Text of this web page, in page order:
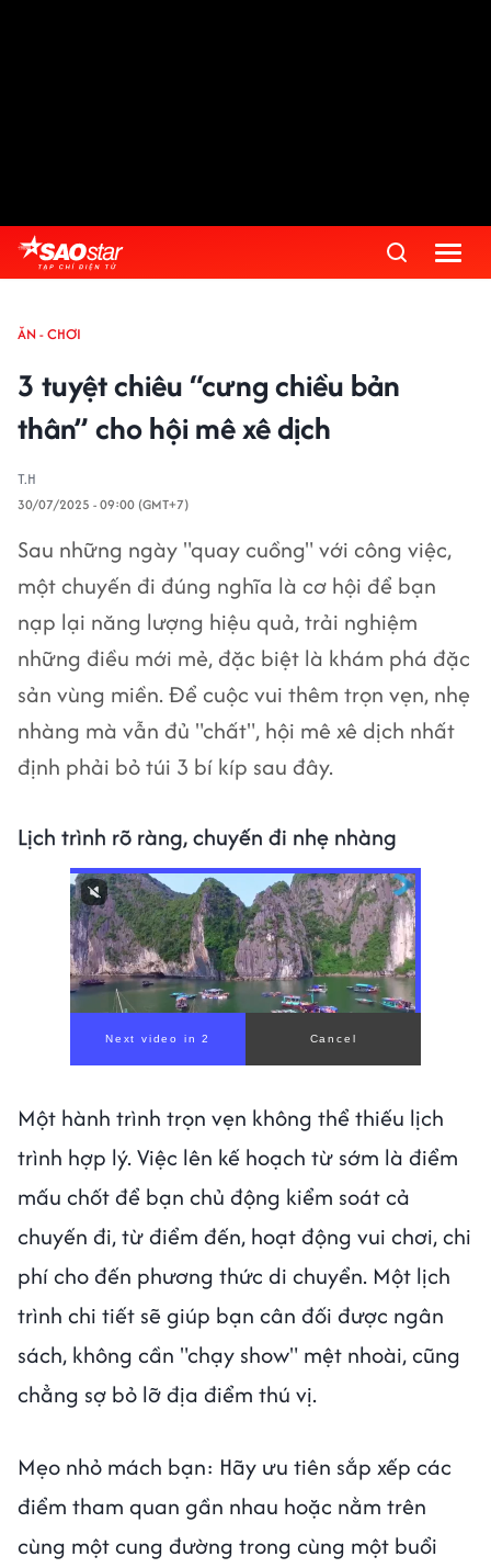
ĂN - CHƠI
3 tuyệt chiêu “cưng chiều bản
thân” cho hội mê xê dịch
T.H
30/07/2025 - 09:00 (GMT+7)
Sau những ngày "quay cuồng" với công việc,
một chuyến đi đúng nghĩa là cơ hội để bạn
nạp lại năng lượng hiệu quả, trải nghiệm
những điều mới mẻ, đặc biệt là khám phá đặc
sản vùng miền. Để cuộc vui thêm trọn vẹn, nhẹ
nhàng mà vẫn đủ "chất", hội mê xê dịch nhất
định phải bỏ túi 3 bí kíp sau đây.
Lịch trình rõ ràng, chuyến đi nhẹ nhàng
Một hành trình trọn vẹn không thể thiếu lịch
trình hợp lý. Việc lên kế hoạch từ sớm là điểm
mấu chốt để bạn chủ động kiểm soát cả
chuyến đi, từ điểm đến, hoạt động vui chơi, chi
phí cho đến phương thức di chuyển. Một lịch
trình chi tiết sẽ giúp bạn cân đối được ngân
sách, không cần "chạy show" mệt nhoài, cũng
chẳng sợ bỏ lỡ địa điểm thú vị.
Mẹo nhỏ mách bạn: Hãy ưu tiên sắp xếp các
điểm tham quan gần nhau hoặc nằm trên
cùng một cung đường trong cùng một buổi